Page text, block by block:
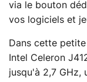
via le bouton
vos logiciels et
Dans cette
Intel Celeron
jusqu'à 2,7 GHz,